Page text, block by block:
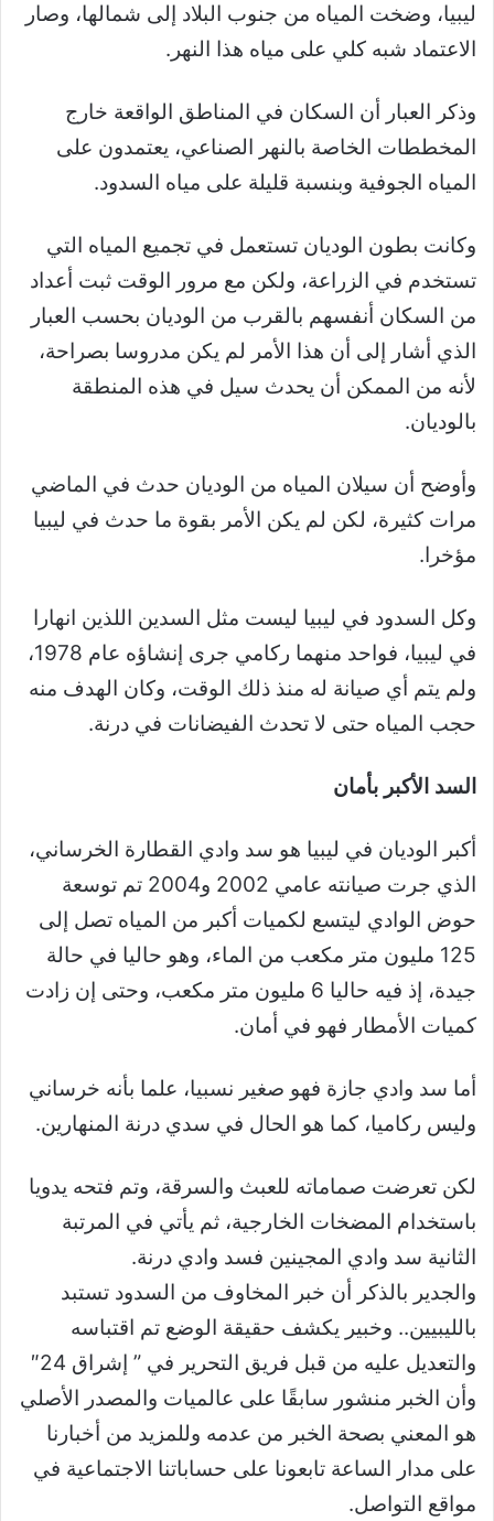
ليبيا، وضخت المياه من جنوب البلاد إلى شمالها، وصار
الاعتماد شبه كلي على مياه هذا النهر.
وذكر العبار أن السكان في المناطق الواقعة خارج
المخططات الخاصة بالنهر الصناعي، يعتمدون على
المياه الجوفية وبنسبة قليلة على مياه السدود.
وكانت بطون الوديان تستعمل في تجميع المياه التي
تستخدم في الزراعة، ولكن مع مرور الوقت ثبت أعداد
من السكان أنفسهم بالقرب من الوديان بحسب العبار
الذي أشار إلى أن هذا الأمر لم يكن مدروسا بصراحة،
لأنه من الممكن أن يحدث سيل في هذه المنطقة
بالوديان.
وأوضح أن سيلان المياه من الوديان حدث في الماضي
مرات كثيرة، لكن لم يكن الأمر بقوة ما حدث في ليبيا
مؤخرا.
وكل السدود في ليبيا ليست مثل السدين اللذين انهارا
في ليبيا، فواحد منهما ركامي جرى إنشاؤه عام 1978،
ولم يتم أي صيانة له منذ ذلك الوقت، وكان الهدف منه
حجب المياه حتى لا تحدث الفيضانات في درنة.
السد الأكبر بأمان
أكبر الوديان في ليبيا هو سد وادي القطارة الخرساني،
الذي جرت صيانته عامي 2002 و2004 تم توسعة
حوض الوادي ليتسع لكميات أكبر من المياه تصل إلى
125 مليون متر مكعب من الماء، وهو حاليا في حالة
جيدة، إذ فيه حاليا 6 مليون متر مكعب، وحتى إن زادت
كميات الأمطار فهو في أمان.
أما سد وادي جازة فهو صغير نسبيا، علما بأنه خرساني
وليس ركاميا، كما هو الحال في سدي درنة المنهارين.
لكن تعرضت صماماته للعبث والسرقة، وتم فتحه يدويا
باستخدام المضخات الخارجية، ثم يأتي في المرتبة
الثانية سد وادي المجينين فسد وادي درنة.
والجدير بالذكر أن خبر المخاوف من السدود تستبد
بالليبيين.. وخبير يكشف حقيقة الوضع تم اقتباسه
والتعديل عليه من قبل فريق التحرير في ” إشراق 24″
وأن الخبر منشور سابقًا على عالميات والمصدر الأصلي
هو المعني بصحة الخبر من عدمه وللمزيد من أخبارنا
على مدار الساعة تابعونا على حساباتنا الاجتماعية في
مواقع التواصل.